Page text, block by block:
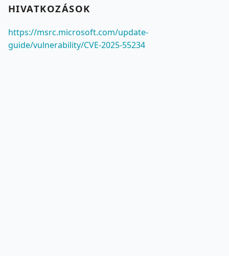
HIVATKOZÁSOK
https://msrc.microsoft.com/update-
guide/vulnerability/CVE-2025-55234